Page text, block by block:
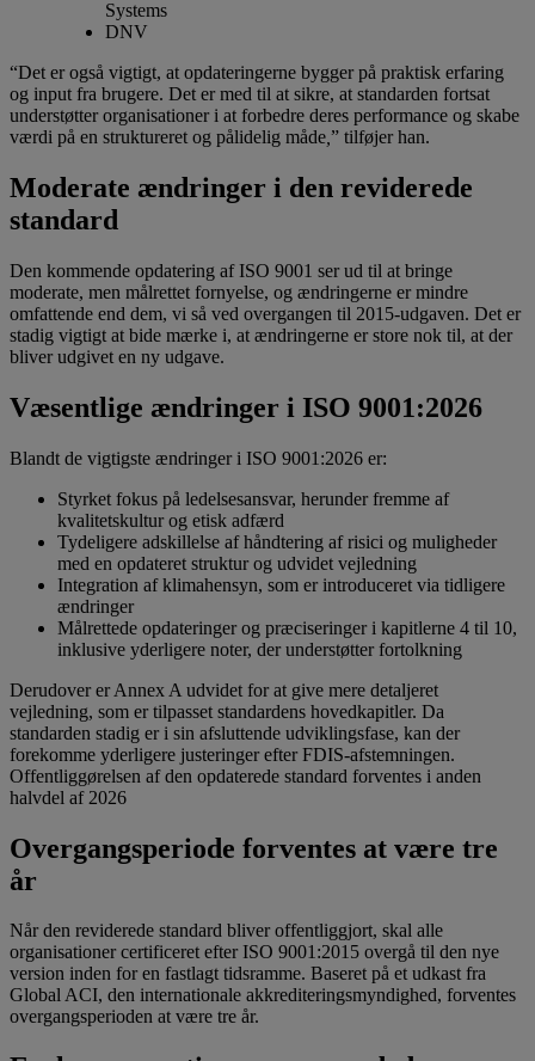
Systems
DNV
“Det er også vigtigt, at opdateringerne bygger på praktisk erfaring
og input fra brugere. Det er med til at sikre, at standarden fortsat
understøtter organisationer i at forbedre deres performance og skabe
værdi på en struktureret og pålidelig måde ” tilføjer han.
Moderate ændringer i den reviderede
standard
Den kommende opdatering af ISO 9001 ser ud til at bringe
moderate, men målrettet fornyelse, og ændringerne er mindre
omfattende end dem, vi så ved overgangen til 2015-udgaven. Det er
stadig vigtigt at bide mærke i, at ændringerne er store nok til, at der
bliver udgivet en ny udgave.
Væsentlige ændringer i ISO 9001:2026
Blandt de vigtigste ændringer i ISO 9001:2026 er:
Styrket fokus på ledelsesansvar, herunder fremme af
kvalitetskultur og etisk adfærd
Tydeligere adskillelse af håndtering af risici og muligheder
med en opdateret struktur og udvidet vejledning
Integration af klimahensyn, som er introduceret via tidligere
ændringer
Målrettede opdateringer og præciseringer i kapitlerne 4 til 10,
inklusive yderligere noter, der understøtter fortolkning
Derudover er Annex A udvidet for at give mere detaljeret
vejledning, som er tilpasset standardens hovedkapitler. Da
standarden stadig er i sin afsluttende udviklingsfase, kan der
forekomme yderligere justeringer efter FDIS-afstemningen.
Offentliggørelsen af den opdaterede standard forventes i anden
halvdel af 2026
Overgangsperiode forventes at være tre
år
Når den reviderede standard bliver offentliggjort, skal alle
organisationer certificeret efter ISO 9001:2015 overgå til den nye
version inden for en fastlagt tidsramme. Baseret på et udkast fra
Global ACI, den internationale akkrediteringsmyndighed, forventes
overgangsperioden at være tre år.